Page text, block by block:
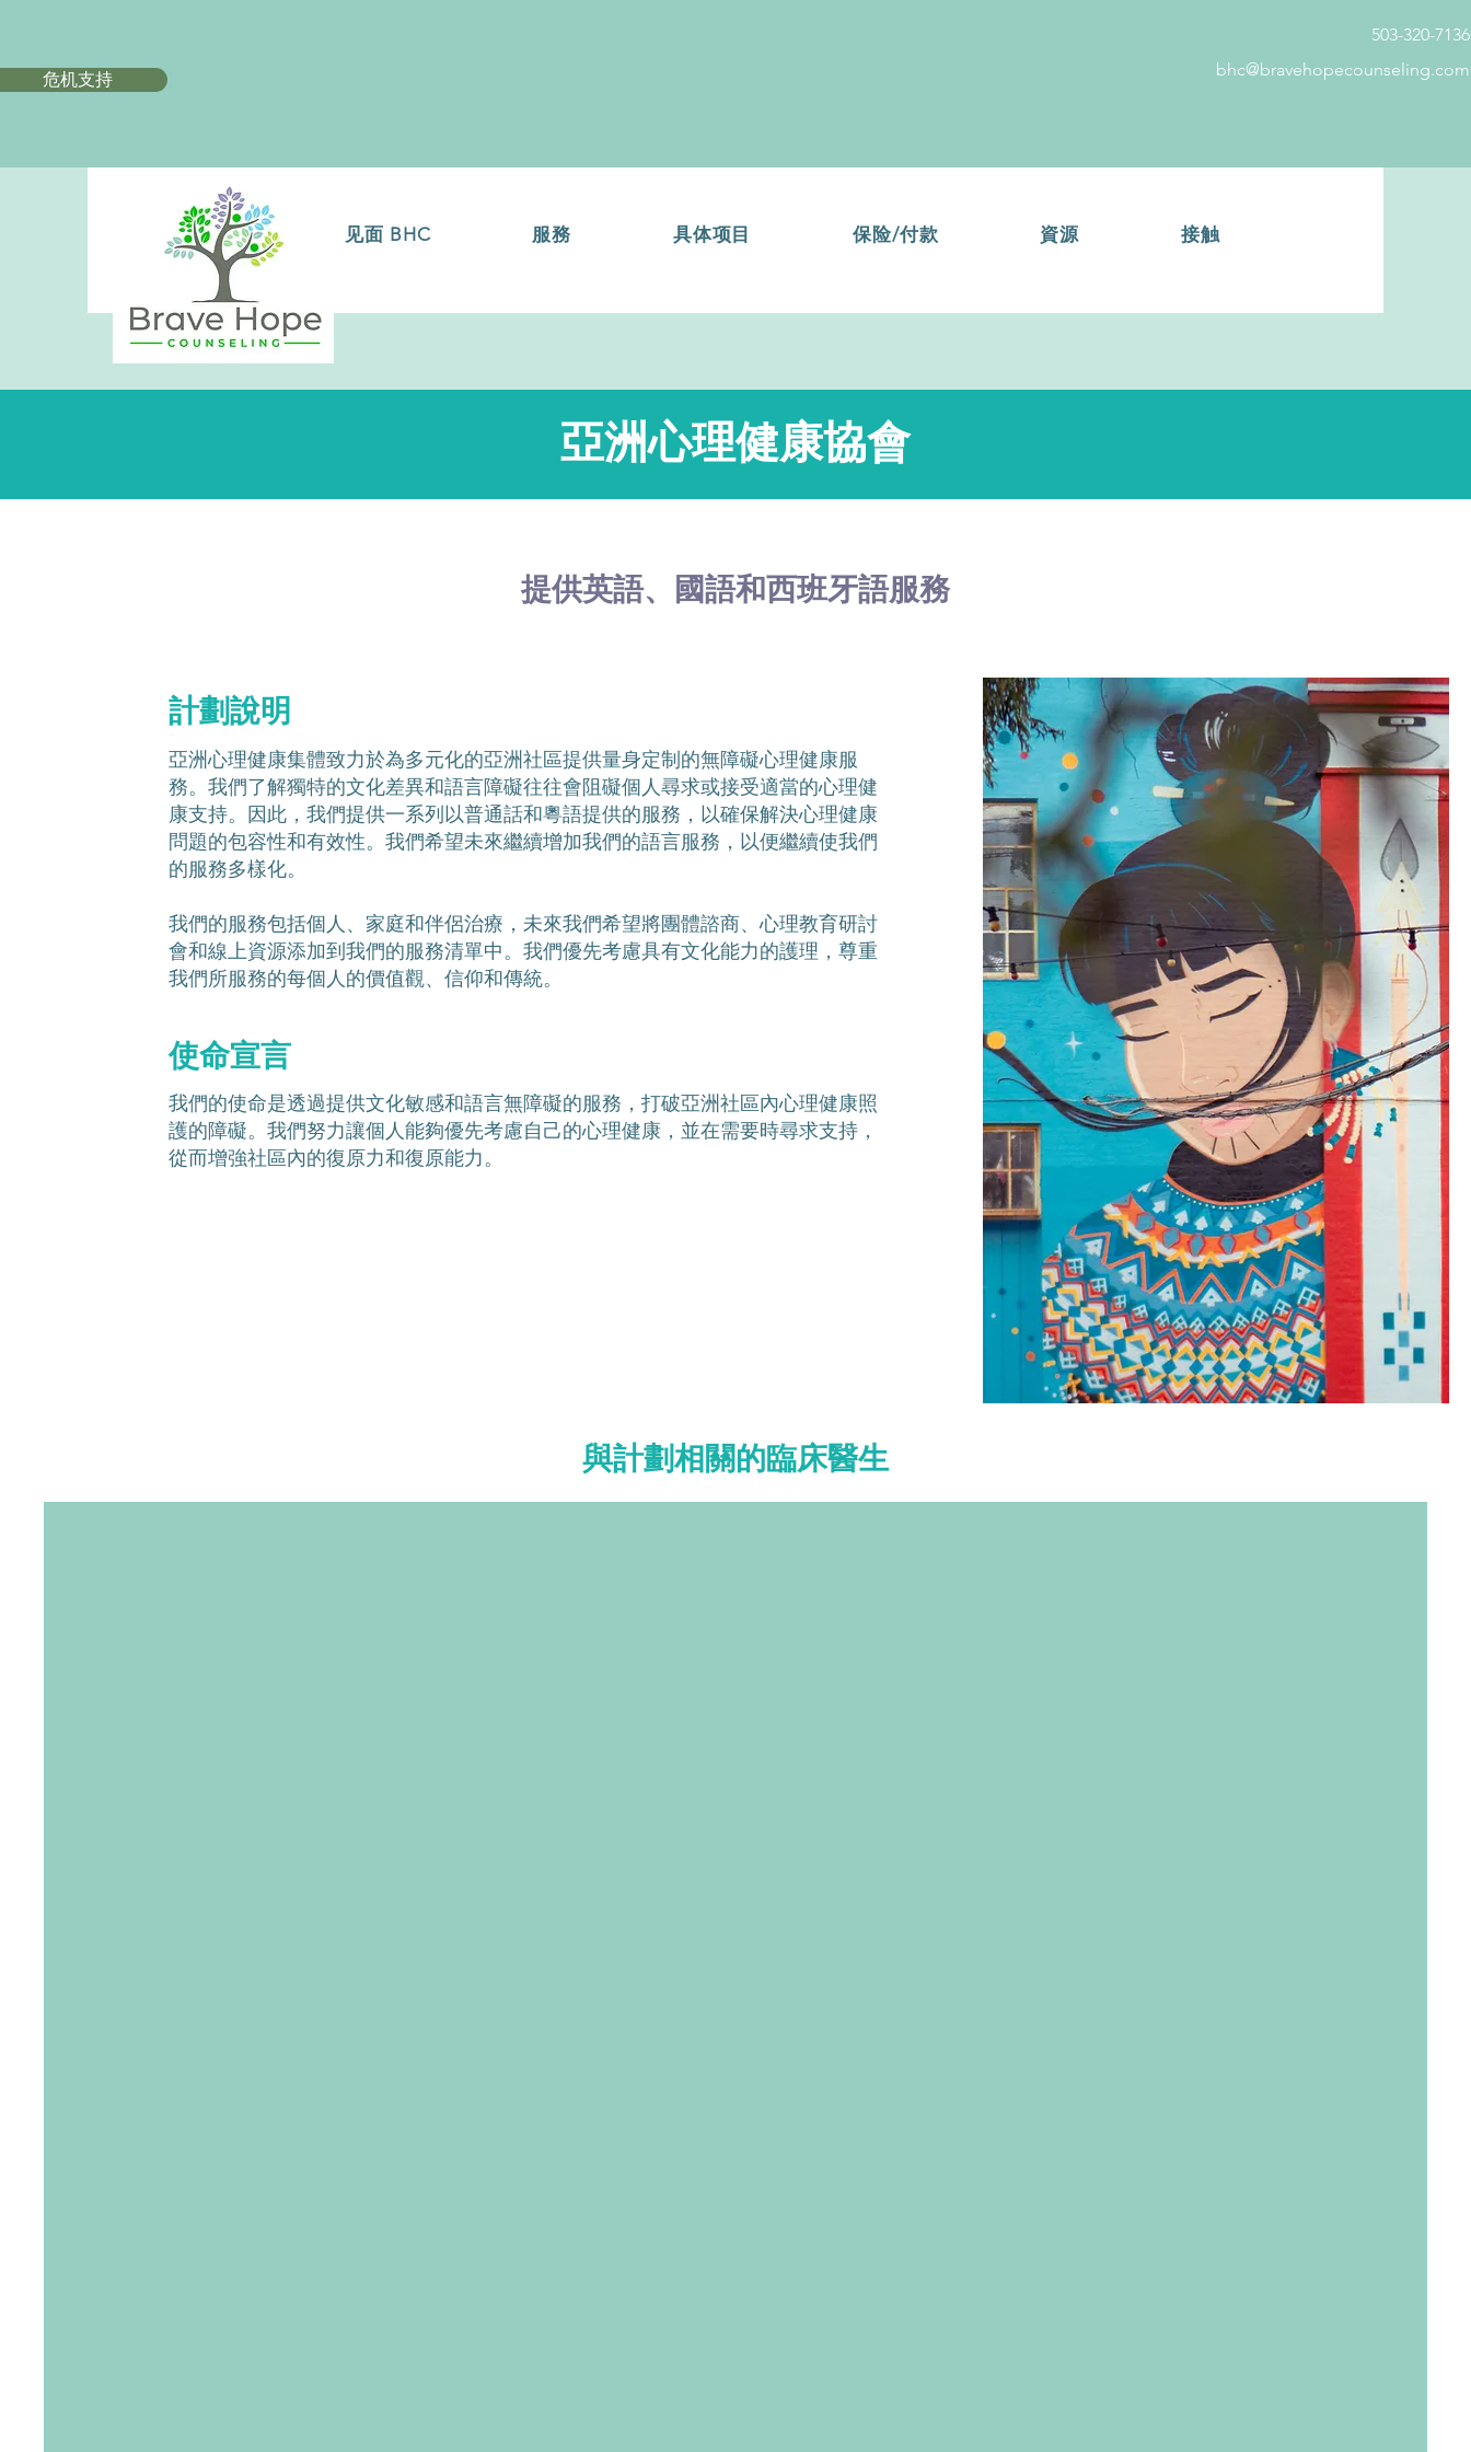
危机支持
503-320-7136
bhc@bravehopecounseling.com
见面 BHC 服務 具体项目 保险/付款 資源 接触
亞洲心理健康協會
提供英語、國語和西班牙語服務
計劃說明
亞洲心理健康集體致力於為多元化的亞洲社區提供量身定制的無障礙心理健康服
務。我們了解獨特的文化差異和語言障礙往往會阻礙個人尋求或接受適當的心理健
康支持。因此，我們提供一系列以普通話和粵語提供的服務，以確保解決心理健康
問題的包容性和有效性。我們希望未來繼續增加我們的語言服務，以便繼續使我們
的服務多樣化。
我們的服務包括個人、家庭和伴侶治療，未來我們希望將團體諮商、心理教育研討
會和線上資源添加到我們的服務清單中。我們優先考慮具有文化能力的護理，尊重
我們所服務的每個人的價值觀、信仰和傳統。
使命宣言
我們的使命是透過提供文化敏感和語言無障礙的服務，打破亞洲社區內心理健康照
護的障礙。我們努力讓個人能夠優先考慮自己的心理健康，並在需要時尋求支持，
從而增強社區內的復原力和復原能力。
與計劃相關的臨床醫生